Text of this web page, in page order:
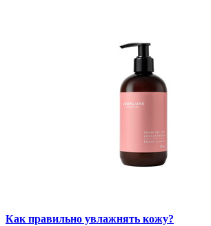
Как правильно увлажнять кожу?